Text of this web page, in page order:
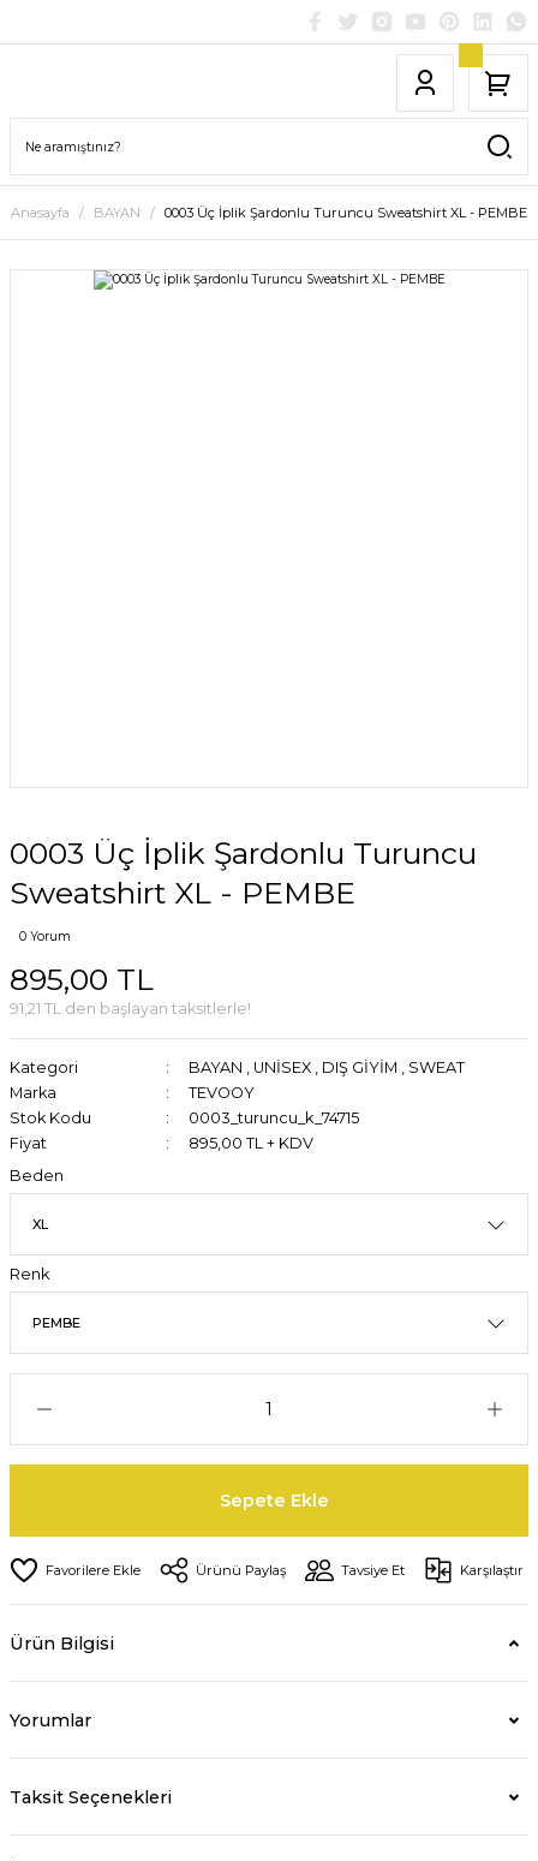
Anasayfa BAYAN 0003 Üç İplik Şardonlu Turuncu Sweatshirt XL - PEMBE
0003 Üç İplik Şardonlu Turuncu
Sweatshirt XL - PEMBE
0 Yorum
895,00 TL
91,21 TL den başlayan taksitlerle!
Kategori BAYAN , UNİSEX , DIŞ GİYİM , SWEAT
Marka
TEVOOY
Stok Kodu
0003_turuncu_k_74715
Fiyat
895,00 TL + KDV
Beden
Renk
Sepete Ekle
Ürünü Paylaş Tavsiye Et Karşılaştır
Ürün Bilgisi
Yorumlar
Taksit Seçenekleri